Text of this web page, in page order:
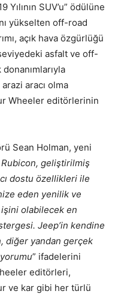
SUV’u” ödülüne
yükselten off-road
açık hava özgürlüğü
asfalt ve off-
aracı olma
Wheeler editörlerinin
Sean Holman, yeni
geliştirilmiş
dostu özellikleri ile
eden yenilik ve
olabilecek en
Jeep’in kendine
diğer yandan gerçek
” ifadelerini
editörleri,
ve kar gibi her türlü